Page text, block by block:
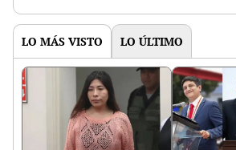
LO MÁS VISTO LO ÚLTIMO